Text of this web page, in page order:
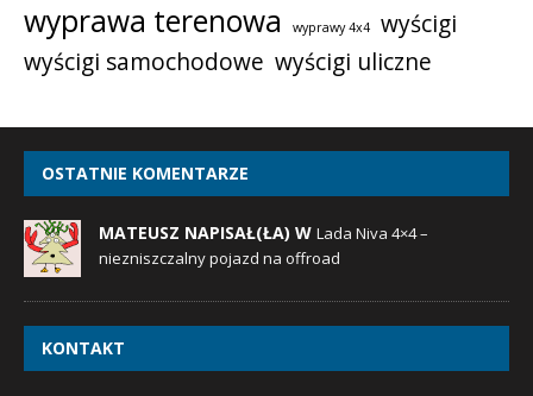
wyprawa terenowa wyprawy 4x4
wyścigi
wyścigi samochodowe wyścigi uliczne
OSTATNIE KOMENTARZE
MATEUSZ NAPISAŁ(ŁA) W Lada Niva 4×4 –
niezniszczalny pojazd na offroad
KONTAKT